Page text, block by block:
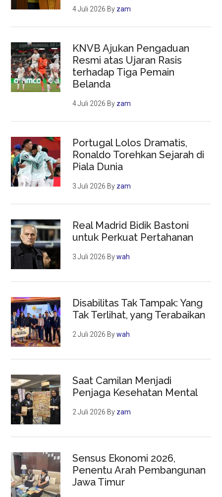
4 Juli 2026 By zam
KNVB Ajukan Pengaduan
Resmi atas Ujaran Rasis
terhadap Tiga Pemain
Belanda
4 Juli 2026 By zam
Portugal Lolos Dramatis,
Ronaldo Torehkan Sejarah di
Piala Dunia
3 Juli 2026 By zam
Real Madrid Bidik Bastoni
untuk Perkuat Pertahanan
3 Juli 2026 Bywah
Disabilitas Tak Tampak: Yang
Tak Terlihat, yang Terabaikan
2 Juli 2026 Bywah
Saat Camilan Menjadi
Penjaga Kesehatan Mental
2 Juli 2026 By zam
Sensus Ekonomi 2026,
Penentu Arah Pembangunan
Jawa Timur